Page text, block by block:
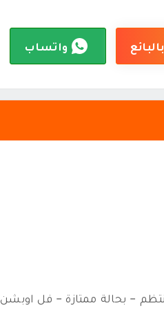
واتساب
- بحالة ممتازة - فل اوبشن